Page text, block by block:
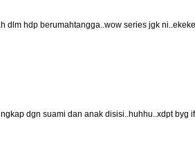
dlm hdp berumahtangga..wow series jgk
dgn suami dan anak disisi..huhhu..xdpt byg